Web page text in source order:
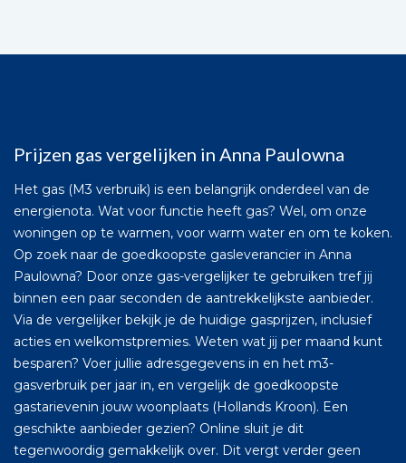
Prijzen gas vergelijken in Anna Paulowna
Het gas (M3 verbruik) is een belangrijk onderdeel van de
energienota. Wat voor functie heeft gas? Wel, om onze
woningen op te warmen, voor warm water en om te koken.
Op zoek naar de goedkoopste gasleverancier in Anna
Paulowna? Door onze gas-vergelijker te gebruiken tref jij
binnen een paar seconden de aantrekkelijkste aanbieder.
Via de vergelijker bekijk je de huidige gasprijzen, inclusief
acties en welkomstpremies. Weten wat jij per maand kunt
besparen? Voer jullie adresgegevens in en het m3-
gasverbruik per jaar in, en vergelijk de goedkoopste
gastarievenin jouw woonplaats (Hollands Kroon). Een
geschikte aanbieder gezien? Online sluit je dit
tegenwoordig gemakkelijk over. Dit vergt verder geen